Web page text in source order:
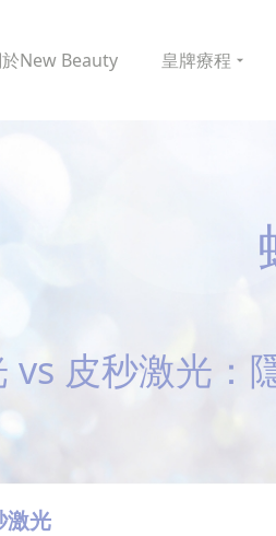
New Beauty 皇牌療程
vs 皮秒激光：
激光